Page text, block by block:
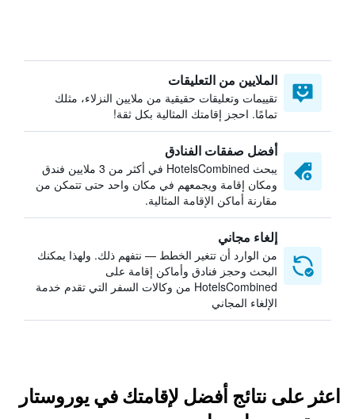
الملايين من التعليقات
تقييمات وتعليقات حقيقية من ملايين النزلاء، مثلك
تمامًا. احجز إقامتك المثالية بكل ثقة!
أفضل صفقات الفنادق
يبحث HotelsCombined في أكثر من 3 ملايين فندق
ومكان إقامة ويجمعهم في مكان واحد حتى تتمكن من
مقارنة أماكن الإقامة المثالية.
إلغاء مجاني
من الوارد أن تتغير الخطط — نتفهم ذلك. ولهذا يمكنك
البحث وحجز فنادق وأماكن إقامة على
HotelsCombined من وكالات السفر التي تقدم خدمة
الإلغاء المجاني
اعثر على نتائج أفضل لإقامتك في يوروستار